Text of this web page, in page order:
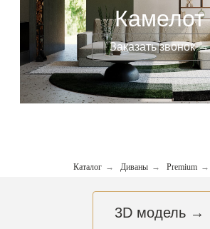
Камелот
Заказать звонок →
Каталог → Диваны → Premium →
3D модель →